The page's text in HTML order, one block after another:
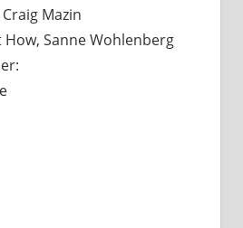
Mazin
Sanne Wohlenberg